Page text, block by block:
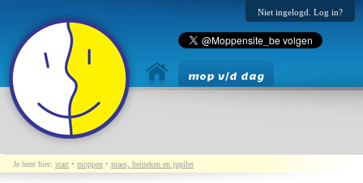
Niet ingelogd. Log in?
mop v/d dag
Je bent hier: start • moppen • maes, heineken en jupiler